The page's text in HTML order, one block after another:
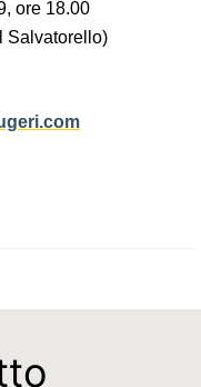
ore 18.00
Salvatorello)